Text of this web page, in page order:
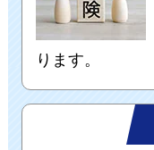
ります。